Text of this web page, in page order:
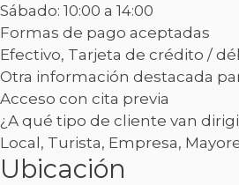
Sábado: 10:00 a 14:00
Formas de pago aceptadas
Efectivo, Tarjeta de crédito /
Otra información destacada
Acceso con cita previa
¿A qué tipo de cliente van
Local, Turista, Empresa,
Ubicación